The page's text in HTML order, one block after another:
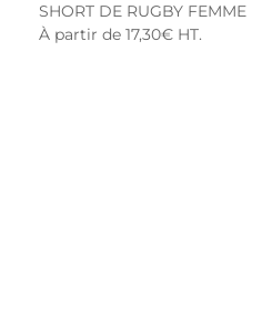
SHORT DE RUGBY FEMME
À partir de 17,30€ HT.